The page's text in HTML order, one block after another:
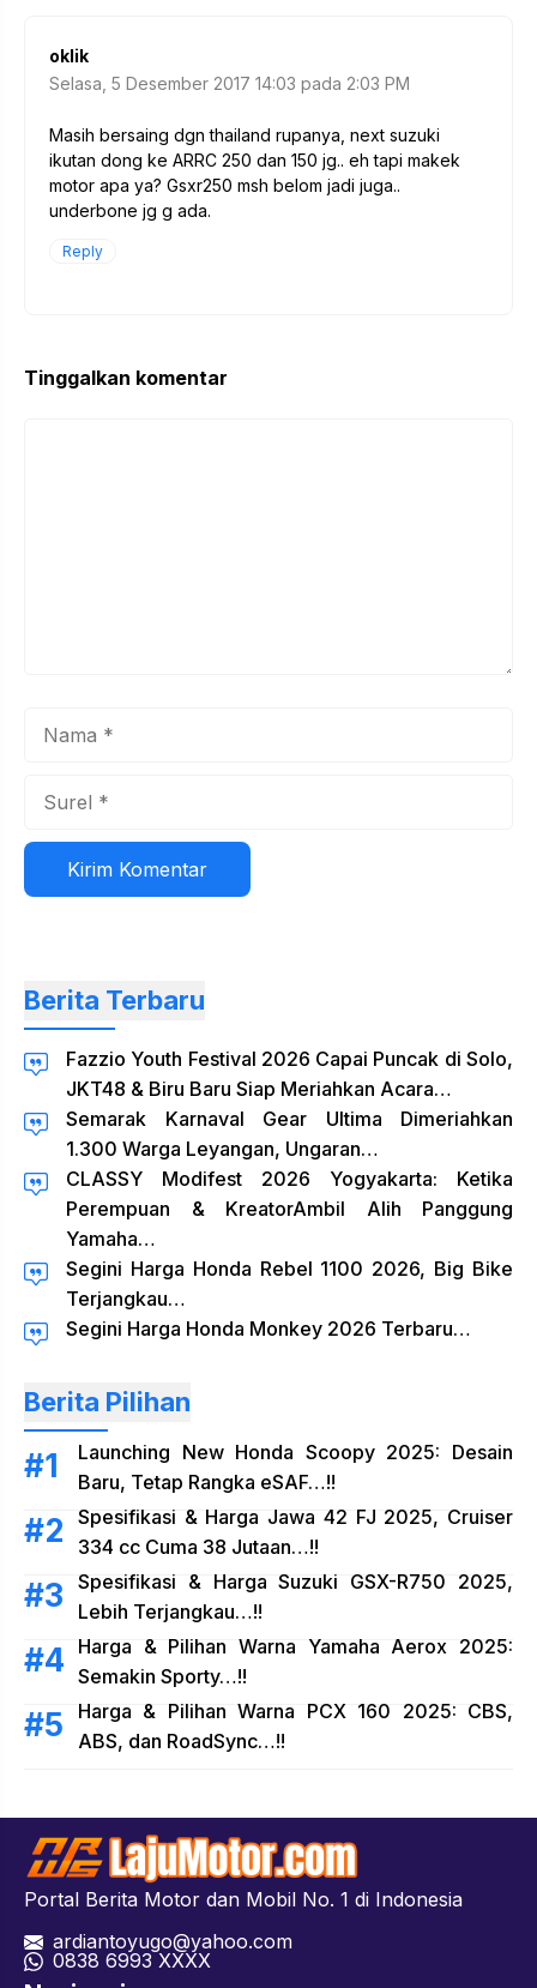
oklik
Selasa, 5 Desember 2017 14:03 pada 2:03 PM
Masih bersaing dgn thailand rupanya, next suzuki
ikutan dong ke ARRC 250 dan 150 jg.. eh tapi makek
motor apa ya? Gsxr250 msh belom jadi juga..
underbone jg g ada.
Reply
Tinggalkan komentar
Situs
web
Berita Terbaru
Fazzio Youth Festival 2026 Capai Puncak di Solo,
JKT48 & Biru Baru Siap Meriahkan Acara…
Semarak Karnaval Gear Ultima Dimeriahkan
1.300 Warga Leyangan, Ungaran…
CLASSY Modifest 2026 Yogyakarta: Ketika
Perempuan & KreatorAmbil Alih Panggung
Yamaha…
Segini Harga Honda Rebel 1100 2026, Big Bike
Terjangkau…
Segini Harga Honda Monkey 2026 Terbaru…
Berita Pilihan
Launching New Honda Scoopy 2025: Desain
Baru, Tetap Rangka eSAF…!!
Spesifikasi & Harga Jawa 42 FJ 2025, Cruiser
334 cc Cuma 38 Jutaan…!!
Spesifikasi & Harga Suzuki GSX-R750 2025,
Lebih Terjangkau…!!
Harga & Pilihan Warna Yamaha Aerox 2025:
Semakin Sporty…!!
Harga & Pilihan Warna PCX 160 2025: CBS,
ABS, dan RoadSync…!!
Portal Berita Motor dan Mobil No. 1 di Indonesia
ardiantoyugo@yahoo.com
0838 6993 XXXX